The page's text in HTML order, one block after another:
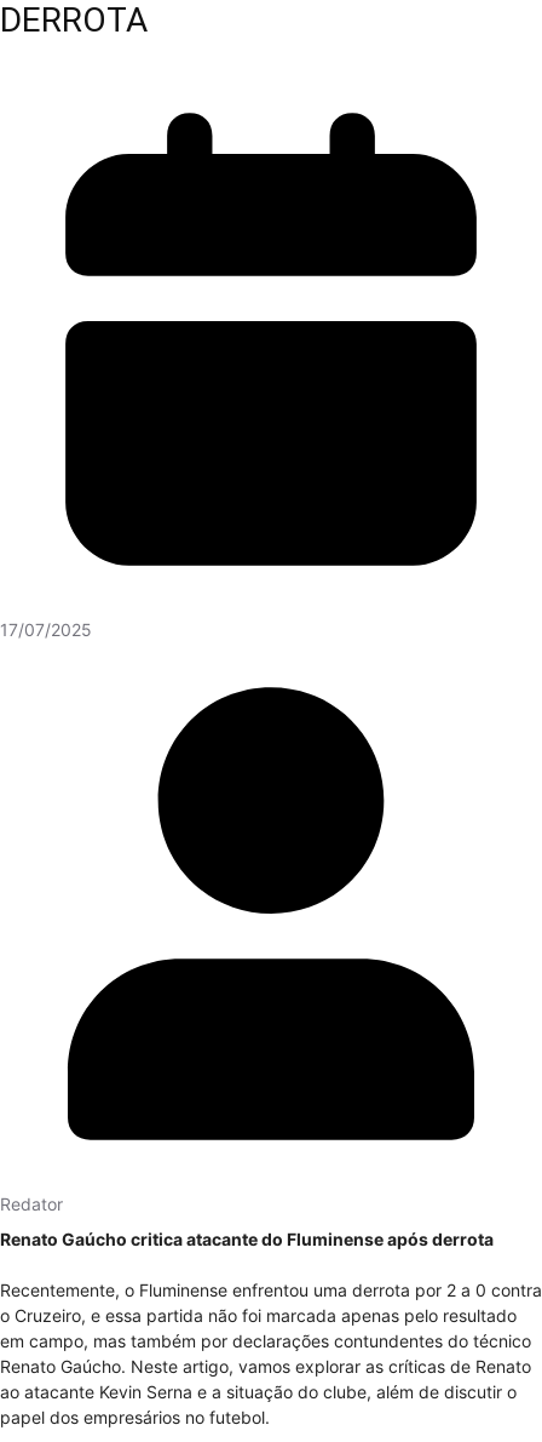
DERROTA
17/07/2025
Redator
Renato Gaúcho critica atacante do Fluminense após derrota
Recentemente, o Fluminense enfrentou uma derrota por 2 a 0 contra
o Cruzeiro, e essa partida não foi marcada apenas pelo resultado
em campo, mas também por declarações contundentes do técnico
Renato Gaúcho. Neste artigo, vamos explorar as críticas de Renato
ao atacante Kevin Serna e a situação do clube, além de discutir o
papel dos empresários no futebol.